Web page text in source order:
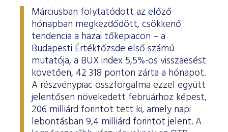
Márciusban folytatódott az előző
hónapban megkezdődött, csökkenő
tendencia a hazai tőkepiacon – a
Budapesti Értéktőzsde első számú
mutatója, a BUX index 5,5%-os visszaesést
követően, 42 318 ponton zárta a hónapot.
A részvénypiac összforgalma ezzel együtt
jelentősen növekedett februárhoz képest,
206 milliárd forintot tett ki, amely napi
lebontásban 9,4 milliárd forintot jelent. A